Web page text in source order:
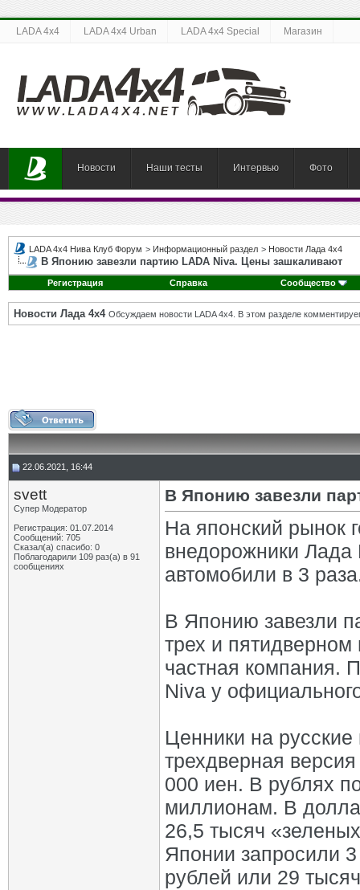
LADA 4x4 LADA 4x4 Urban LADA 4x4 Special Магазин
Новости Наши тесты Интервью Фото
LADA 4x4 Нива Клуб Форум > Информационный раздел > Новости Лада 4х4
В Японию завезли партию LADA Niva. Цены зашкаливают
Регистрация Справка Сообщество
Новости Лада 4х4 Обсуждаем новости LADA 4x4. В этом разделе
22.06.2021, 16:44
svett
Супер Модератор
Регистрация: 01.07.2014
Сообщений: 705
Сказал(а) спасибо: 0
Поблагодарили 109 раз(а) в 91
сообщениях
В Японию завезли
На японский рынок
внедорожники
автомобили в 3
В Японию завезли
трех и
частная компания.
Niva у
Ценники на
трехдверная
000 иен. В рублях
миллионам. В
26,5 тысяч
Японии запросили
рублей или 29